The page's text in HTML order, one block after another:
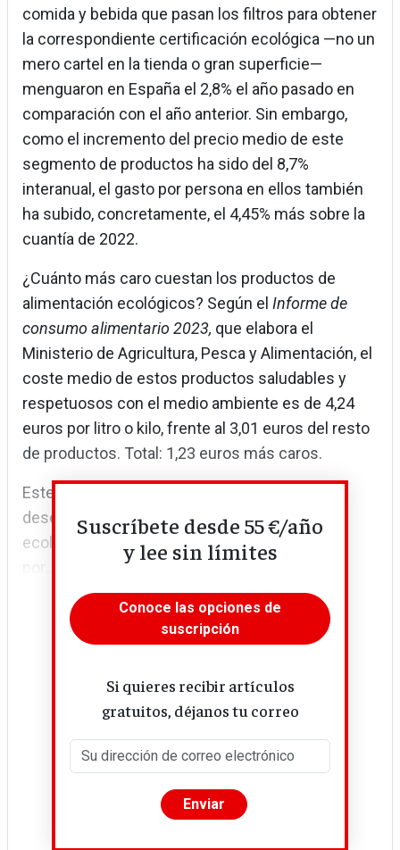
comida y bebida que pasan los filtros para obtener
la correspondiente certificación ecológica —no un
mero cartel en la tienda o gran superficie—
menguaron en España el 2,8% el año pasado en
comparación con el año anterior. Sin embargo,
como el incremento del precio medio de este
segmento de productos ha sido del 8,7%
interanual, el gasto por persona en ellos también
ha subido, concretamente, el 4,45% más sobre la
cuantía de 2022.
¿Cuánto más caro cuestan los productos de
alimentación ecológicos? Según el Informe de
consumo alimentario 2023, que elabora el
Ministerio de Agricultura, Pesca y Alimentación, el
coste medio de estos productos saludables y
respetuosos con el medio ambiente es de 4,24
euros por litro o kilo, frente al 3,01 euros del resto
de productos. Total: 1,23 euros más caros.
Este tipo de fríos cálculos numéricos se
desechan en el sector. “Comprar producto
ecológico certificado se hace por convicción,
Suscríbete desde 55 €/año
y lee sin límites
Conoce las opciones de
suscripción
Si quieres recibir artículos
gratuitos, déjanos tu correo